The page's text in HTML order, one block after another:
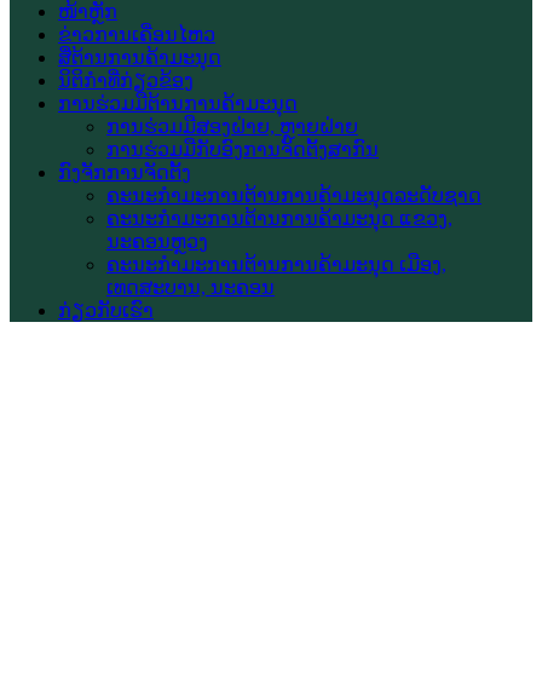
ໜ້າຫຼັກ
ຂ່າວການເຄື່ອນໄຫວ
ສື່ຕ້ານການຄ້າມະນຸດ
ນິຕິກຳທີ່ກ່ຽວຂ້ອງ
ການຮ່ວມມືຕ້ານການຄ້າມະນຸດ
ການຮ່ວມມືສອງຝ່າຍ, ຫຼາຍຝ່າຍ
ການຮ່ວມມືກັບອົງການຈັດຕັ້ງສາກົນ
ກົງຈັກການຈັດຕັ້ງ
ຄະນະກຳມະການຕ້ານການຄ້າມະນຸດລະດັບຊາດ
ຄະນະກຳມະການຕ້ານການຄ້າມະນຸດ ແຂວງ,
ນະຄອນຫຼວງ
ຄະນະກຳມະການຕ້ານການຄ້າມະນຸດ ເມືອງ,
ເທດສະບານ, ນະຄອນ
ກ່ຽວກັບເຮົາ